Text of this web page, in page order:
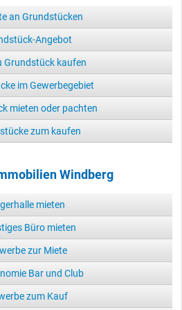
an Grundstücken
Angebot
Grundstück kaufen
im Gewerbegebiet
mieten oder pachten
zum kaufen
Windberg
mieten
Büro mieten
zur Miete
Bar und Club
zum Kauf